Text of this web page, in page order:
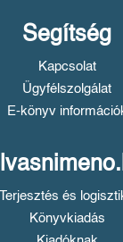
Segítség
Kapcsolat
Ügyfélszolgálat
E-könyv
Terjesztés és
Könyvkiadás